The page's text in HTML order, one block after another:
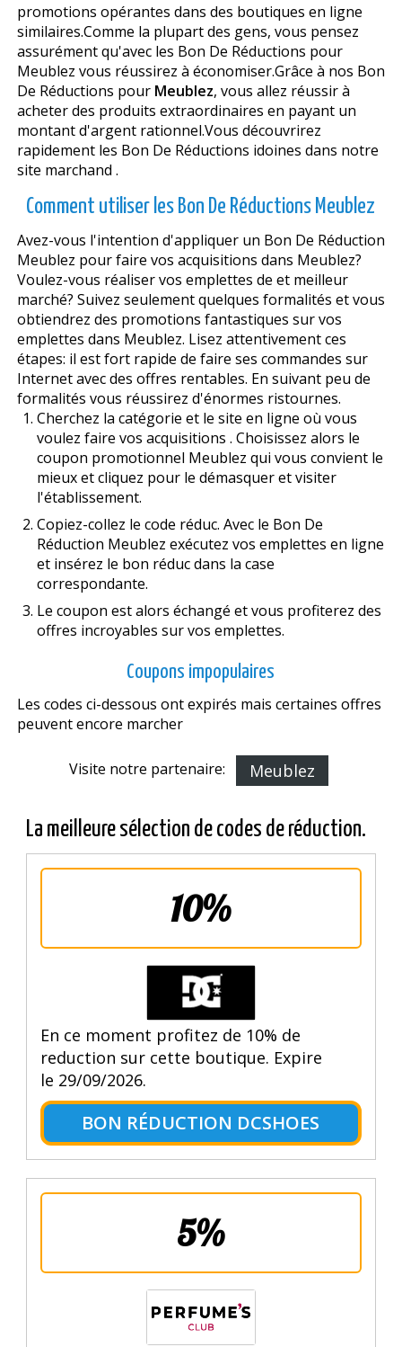
promotions opérantes dans des boutiques en ligne
similaires.Comme la plupart des gens, vous pensez
assurément qu'avec les Bon De Réductions pour
Meublez vous réussirez à économiser.Grâce à nos Bon
De Réductions pour Meublez, vous allez réussir à
acheter des produits extraordinaires en payant un
montant d'argent rationnel.Vous découvrirez
rapidement les Bon De Réductions idoines dans notre
site marchand .
Comment utiliser les Bon De Réductions Meublez
Avez-vous l'intention d'appliquer un Bon De Réduction
Meublez pour faire vos acquisitions dans Meublez?
Voulez-vous réaliser vos emplettes de et meilleur
marché? Suivez seulement quelques formalités et vous
obtiendrez des promotions fantastiques sur vos
emplettes dans Meublez. Lisez attentivement ces
étapes: il est fort rapide de faire ses commandes sur
Internet avec des offres rentables. En suivant peu de
formalités vous réussirez d'énormes ristournes.
Cherchez la catégorie et le site en ligne où vous
voulez faire vos acquisitions . Choisissez alors le
coupon promotionnel Meublez qui vous convient le
mieux et cliquez pour le démasquer et visiter
l'établissement.
Copiez-collez le code réduc. Avec le Bon De
Réduction Meublez exécutez vos emplettes en ligne
et insérez le bon réduc dans la case
correspondante.
Le coupon est alors échangé et vous profiterez des
offres incroyables sur vos emplettes.
Coupons impopulaires
Les codes ci-dessous ont expirés mais certaines offres
peuvent encore marcher
Visite notre partenaire: Meublez
La meilleure sélection de codes de réduction.
10%
En ce moment profitez de 10% de
reduction sur cette boutique. Expire
le 29/09/2026.
BON RÉDUCTION DCSHOES
5%